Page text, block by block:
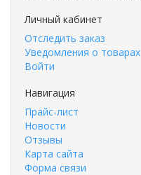
Личный кабинет
Отследить заказ
Уведомления о товарах
Войти
Навигация
Прайс-лист
Новости
Отзывы
Карта сайта
Форма связи